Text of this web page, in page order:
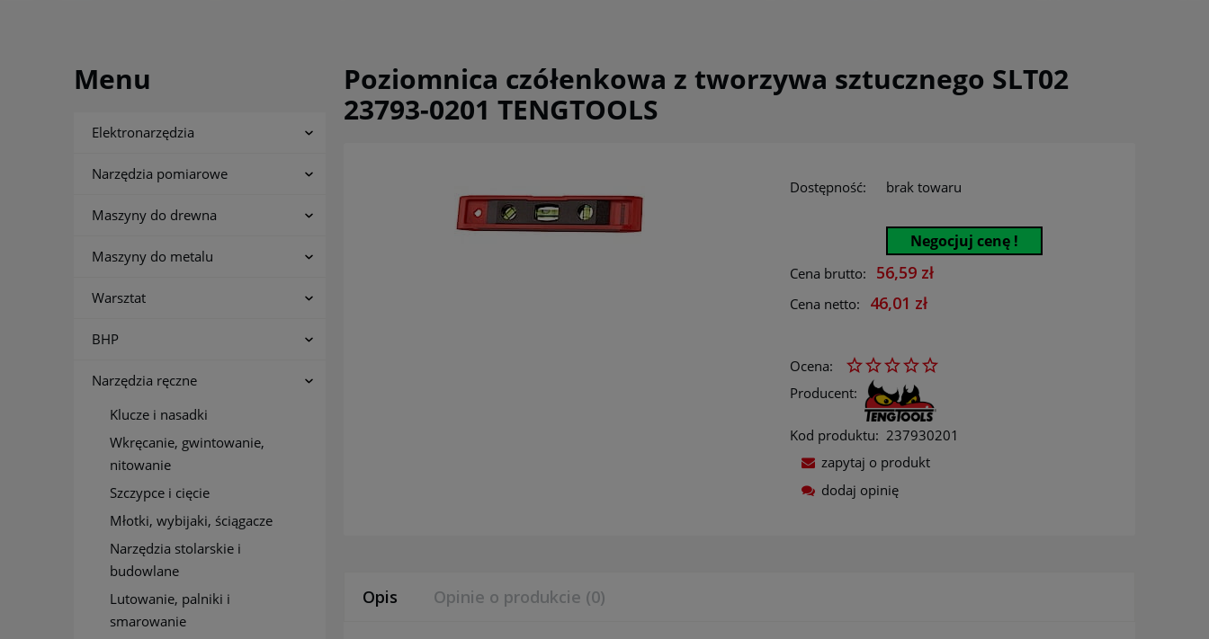
Menu
Elektronarzędzia
Narzędzia pomiarowe
Maszyny do drewna
Maszyny do metalu
Warsztat
BHP
Narzędzia ręczne
Klucze i nasadki
Wkręcanie, gwintowanie,
nitowanie
Szczypce i cięcie
Młotki, wybijaki, ściągacze
Narzędzia stolarskie i
budowlane
Lutowanie, palniki i
smarowanie
Poziomnica czółenkowa z tworzywa sztucznego SLT02
23793-0201 TENGTOOLS
Dostępność: brak towaru
Negocjuj cenę !
Cena brutto: 56,59 zł
Cena netto: 46,01 zł
Ocena:
Producent:
Kod produktu: 237930201
zapytaj o produkt
dodaj opinię
Opis Opinie o produkcie (0)